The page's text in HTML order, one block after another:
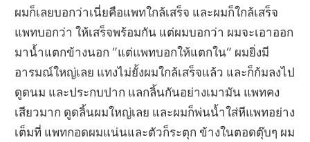
ผมก็เลยบอกว่าเนี่ยคือแพทใกล้เสร็จ และผมก็ใกล้เสร็จ
แพทบอกว่า ให้เสร็จพร้อมกัน แต่ผมบอกว่า ผมจะเอาออก
มาน้ำแตกข้างนอก ”แต่แพทบอกให้แตกใน” ผมยิ่งมี
อารมณ์ใหญ่เลย แทงไม่ยั้งผมใกล้เสร็จแล้ว และก็ก้มลงไป
ดูดนม และประกบปาก แลกลิ้นกันอย่างเมามัน แพทคง
เสียวมาก ดูดลิ้นผมใหญ่เลย และผมก็พ่นน้ำใส่หีแพทอย่าง
เต็มที่ แพทกอดผมแน่นและตัวก็ระตุก ข้างในตอดตุ๊บๆ ผม